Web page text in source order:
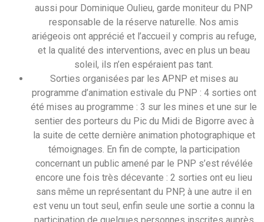
aussi pour Dominique Oulieu, garde moniteur du PNP
responsable de la réserve naturelle. Nos amis
ariégeois ont apprécié et l’accueil y compris au refuge,
et la qualité des interventions, avec en plus un beau
soleil, ils n’en espéraient pas tant.
Sorties organisées par les APNP et mises au
programme d’animation estivale du PNP : 4 sorties ont
été mises au programme : 3 sur les mines et une sur le
sentier des porteurs du Pic du Midi de Bigorre avec à
la suite de cette dernière animation photographique et
témoignages. En fin de compte, la participation
concernant un public amené par le PNP s’est révélée
encore une fois très décevante : 2 sorties ont eu lieu
sans même un représentant du PNP, à une autre il en
est venu un tout seul, enfin seule une sortie a connu la
participation de quelques personnes inscrites auprès